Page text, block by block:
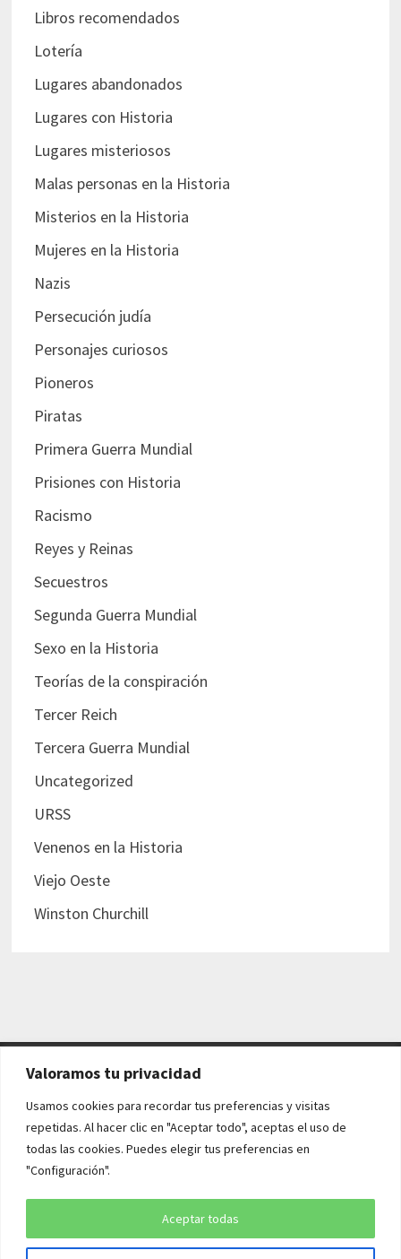
Valoramos tu privacidad
Usamos cookies para recordar tus preferencias y visitas
repetidas. Al hacer clic en "Aceptar todo", aceptas el uso de
todas las cookies. Puedes elegir tus preferencias en
"Configuración".
Aceptar todas
Libros recomendados
Lotería
Lugares abandonados
Lugares con Historia
Lugares misteriosos
Malas personas en la Historia
Misterios en la Historia
Mujeres en la Historia
Nazis
Persecución judía
Personajes curiosos
Pioneros
Piratas
Primera Guerra Mundial
Prisiones con Historia
Racismo
Reyes y Reinas
Secuestros
Segunda Guerra Mundial
Sexo en la Historia
Teorías de la conspiración
Tercer Reich
Tercera Guerra Mundial
Uncategorized
URSS
Venenos en la Historia
Viejo Oeste
Winston Churchill
AVISO LEGAL Y POLÍTICAS
Aviso legal
Política de cookies